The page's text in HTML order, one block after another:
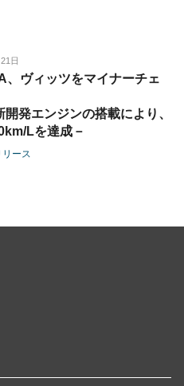
日
、ヴィッツをマイナーチェ
開発エンジンの搭載により、
Lを達成－
リース